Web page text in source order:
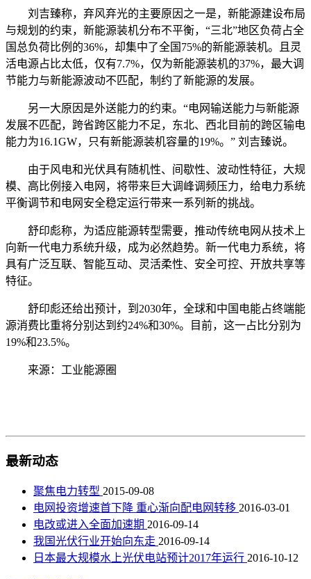
刘吉臻称，弃风弃光的主要原因之一是，新能源建设布局
与规划的约束，新能源装机分布不平衡，“三北”地区负荷占全
国总负荷比例的36%，却集中了全国75%的新能源装机。且灵
活电源占比太低，仅有7.7%，仅为新能源装机的37%，最大调
节能力与新能源波动不匹配，制约了新能源的发展。
另一大原因是外送能力的约束。“电网输送能力与新能源
发展不匹配，跨省跨区能力不足，东北、西北目前的跨区输电
能力为16.1GW，只有新能源装机容量的19%。” 刘吉臻说。
由于风电和光伏具有随机性、间歇性、波动性特征，大规
模、高比例接入电网，将带来巨大调峰调频压力，给电力系统
平衡调节和电网安全稳定运行带来一系列新的挑战。
舒印彪称，为适应能源转型需要，推动传统电网从技术上
向新一代电力系统升级，成为必然趋势。新一代电力系统，将
具有广泛互联、智能互动、灵活柔性、安全可控、开放共享等
特征。
舒印彪还给出预计，到2030年，全球和中国电能占终端能
源消费比重将分别达到约24%和30%。目前，这一占比分别为
19%和23.5%。
来源：工业能源圈
最新动态
聚焦电力转型 2015-09-08
电网投资增速首下降 重心渐向配电网转移 2016-03-01
电改或进入全面加速期 2016-09-14
我国光伏行业开始向东走 2016-09-14
日本最大规模水上光伏电站预计2017年运行 2016-10-12